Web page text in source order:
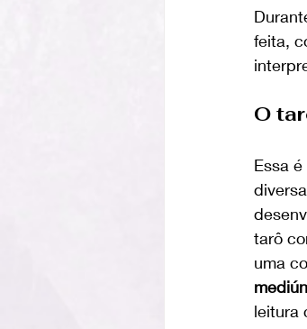
feita,
O
Essa
tarô
uma
leitura